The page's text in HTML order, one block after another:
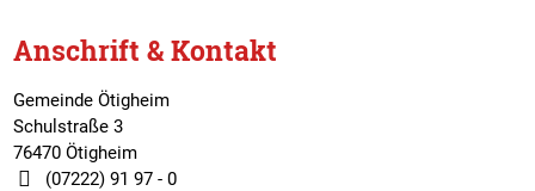
Anschrift & Kontakt
Gemeinde Ötigheim
Schulstraße 3
76470 Ötigheim
(07222) 91 97 - 0